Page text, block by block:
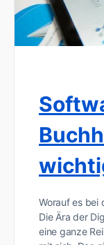
Worauf es bei
Die Ära der
eine ganze